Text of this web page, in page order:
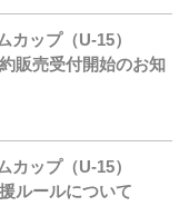
カップ（U-15）
販売受付開始のお知
カップ（U-15）
ルールについて